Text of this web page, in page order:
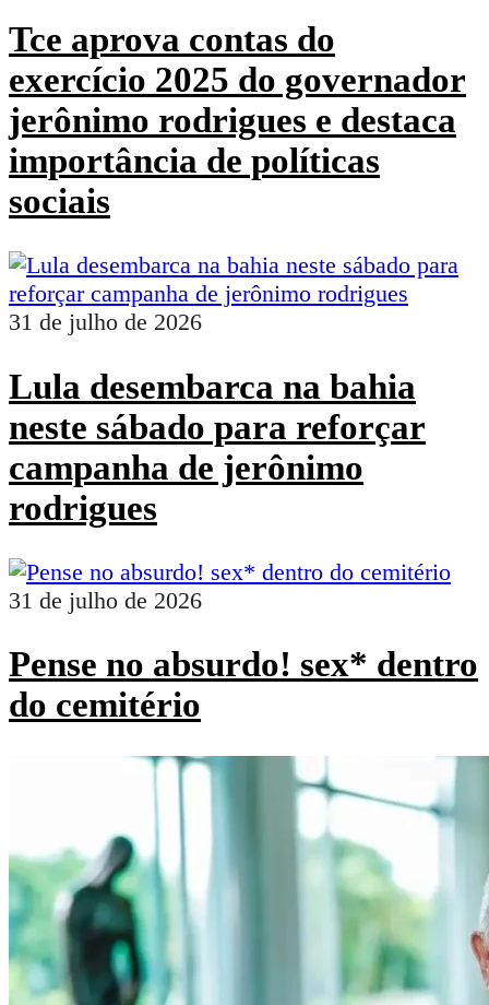
Tce aprova contas do
exercício 2025 do governador
jerônimo rodrigues e destaca
importância de políticas
sociais
31 de julho de 2026
Lula desembarca na bahia
neste sábado para reforçar
campanha de jerônimo
rodrigues
31 de julho de 2026
Pense no absurdo! sex* dentro
do cemitério